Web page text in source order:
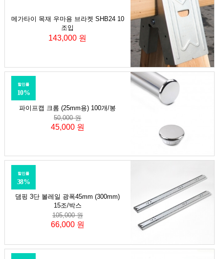
메가타이 목재 우마용 브라켓 SHB24 10
조입
143,000 원
파이프캡 크롬 (25mm용) 100개/봉
할인률
10%
50,000 원
45,000 원
댐핑 3단 볼레일 광폭45mm (300mm)
15조/박스
할인률
38%
105,000 원
66,000 원